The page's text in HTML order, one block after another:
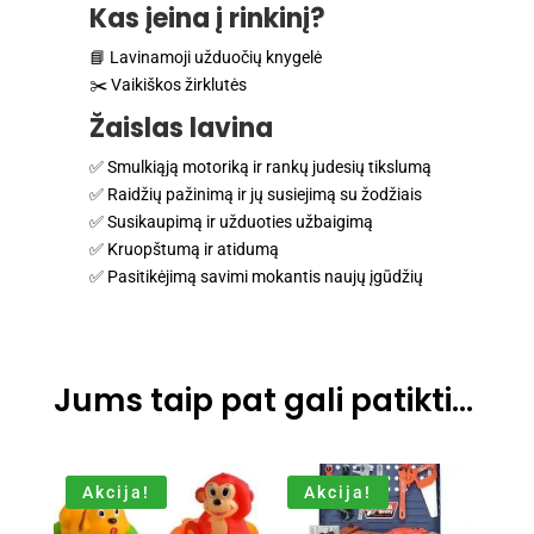
Kas įeina į rinkinį?
📘 Lavinamoji užduočių knygelė
✂️ Vaikiškos žirklutės
Žaislas lavina
✅ Smulkiąją motoriką ir rankų judesių tikslumą
✅ Raidžių pažinimą ir jų susiejimą su žodžiais
✅ Susikaupimą ir užduoties užbaigimą
✅ Kruopštumą ir atidumą
✅ Pasitikėjimą savimi mokantis naujų įgūdžių
Jums taip pat gali patikti…
Akcija! Akcija!